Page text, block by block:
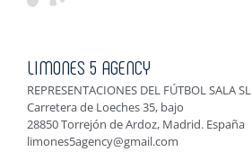
LIMONES 5 AGENCY
REPRESENTACIONES DEL FÚTBOL SALA SL
Carretera de Loeches 35, bajo
28850 Torrejón de Ardoz, Madrid. España
limones5agency@gmail.com